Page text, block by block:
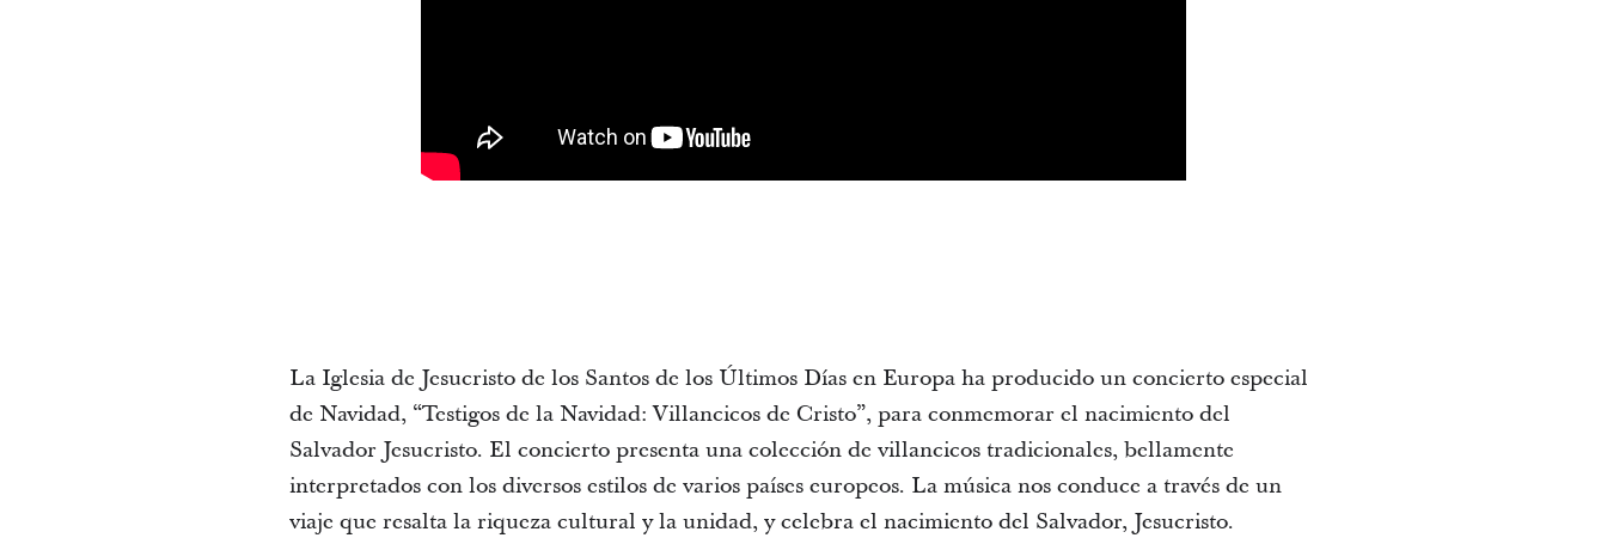
La Iglesia de Jesucristo de los Santos de los Últimos Días en Europa ha producido un concierto especial
de Navidad, “Testigos de la Navidad: Villancicos de Cristo”, para conmemorar el nacimiento del
Salvador Jesucristo. El concierto presenta una colección de villancicos tradicionales, bellamente
interpretados con los diversos estilos de varios países europeos. La música nos conduce a través de un
viaje que resalta la riqueza cultural y la unidad, y celebra el nacimiento del Salvador, Jesucristo.